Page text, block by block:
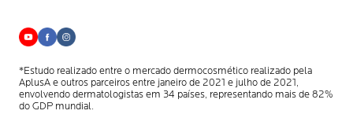
*Estudo realizado entre o mercado dermocosmético realizado pela
AplusAe outros parceiros entre janeiro de 2021 e julho de 2021,
envolvendodermatologistas em 34 países, representando mais de 82%
do GDP mundial.